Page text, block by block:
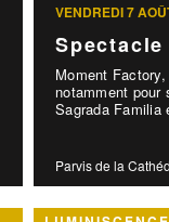
VENDREDI 7
Moment
notamment
Sagrada Familia
Parvis de la